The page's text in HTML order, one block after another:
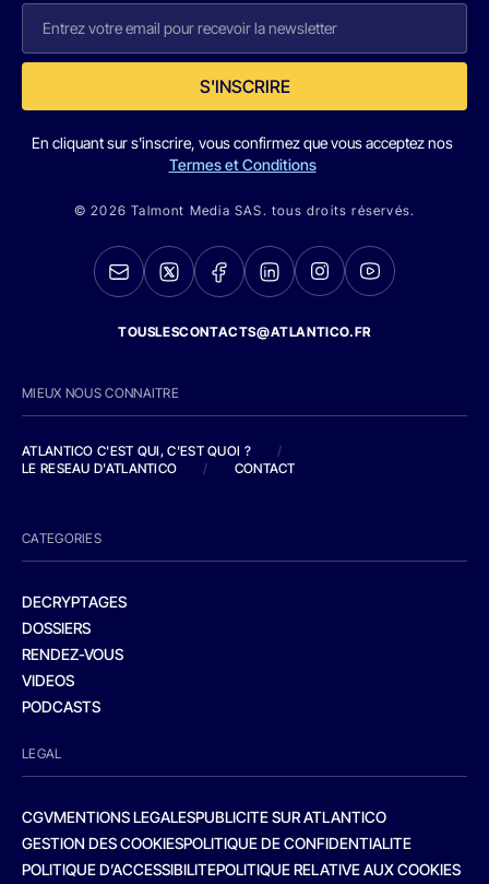
S'INSCRIRE
En cliquant sur s'inscrire, vous confirmez que vous acceptez nos
Termes et Conditions
© 2026 Talmont Media SAS. tous droits réservés.
TOUSLESCONTACTS@ATLANTICO.FR
MIEUX NOUS CONNAITRE
ATLANTICO C'EST QUI, C'EST QUOI ?
/
LE RESEAU D'ATLANTICO
/ CONTACT
CATEGORIES
DECRYPTAGES
DOSSIERS
RENDEZ-VOUS
VIDEOS
PODCASTS
LEGAL
CGVMENTIONS LEGALESPUBLICITE SUR ATLANTICO
GESTION DES COOKIESPOLITIQUE DE CONFIDENTIALITE
POLITIQUE D’ACCESSIBILITEPOLITIQUE RELATIVE AUX COOKIES